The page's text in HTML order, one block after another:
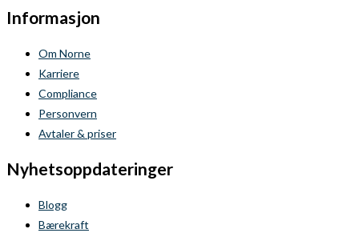
Informasjon
Om Norne
Karriere
Compliance
Personvern
Avtaler & priser
Nyhetsoppdateringer
Blogg
Bærekraft